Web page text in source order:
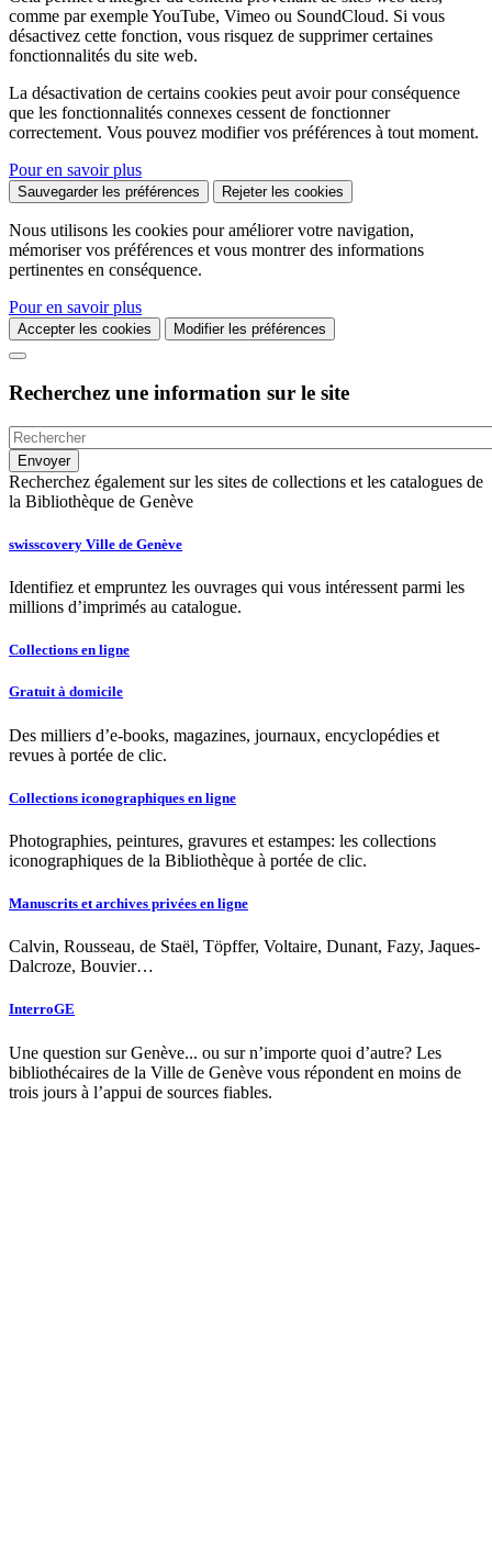
comme par exemple YouTube, Vimeo ou SoundCloud. Si vous
désactivez cette fonction, vous risquez de supprimer certaines
fonctionnalités du site web.
La désactivation de certains cookies peut avoir pour conséquence
que les fonctionnalités connexes cessent de fonctionner
correctement. Vous pouvez modifier vos préférences à tout moment.
Pour en savoir plus
Sauvegarder les préférences Rejeter les cookies
Nous utilisons les cookies pour améliorer votre navigation,
mémoriser vos préférences et vous montrer des informations
pertinentes en conséquence.
Pour en savoir plus
Accepter les cookies Modifier les préférences
Recherchez une information sur le site
Recherchez également sur les sites de collections et les catalogues de
la Bibliothèque de Genève
swisscovery Ville de Genève
Identifiez et empruntez les ouvrages qui vous intéressent parmi les
millions d’imprimés au catalogue.
Collections en ligne
Gratuit à domicile
Des milliers d’e-books, magazines, journaux, encyclopédies et
revues à portée de clic.
Collections iconographiques en ligne
Photographies, peintures, gravures et estampes: les collections
iconographiques de la Bibliothèque à portée de clic.
Manuscrits et archives privées en ligne
Calvin, Rousseau, de Staël, Töpffer, Voltaire, Dunant, Fazy, Jaques-
Dalcroze, Bouvier…
InterroGE
Une question sur Genève... ou sur n’importe quoi d’autre? Les
bibliothécaires de la Ville de Genève vous répondent en moins de
trois jours à l’appui de sources fiables.